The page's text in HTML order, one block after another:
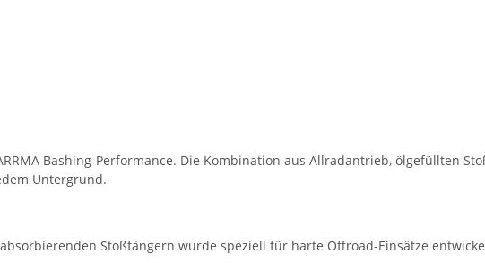
Bashing-Performance. Die Kombination aus Allradantrieb, ölgefüllten
Untergrund.
Stoßfängern wurde speziell für harte Offroad-Einsätze